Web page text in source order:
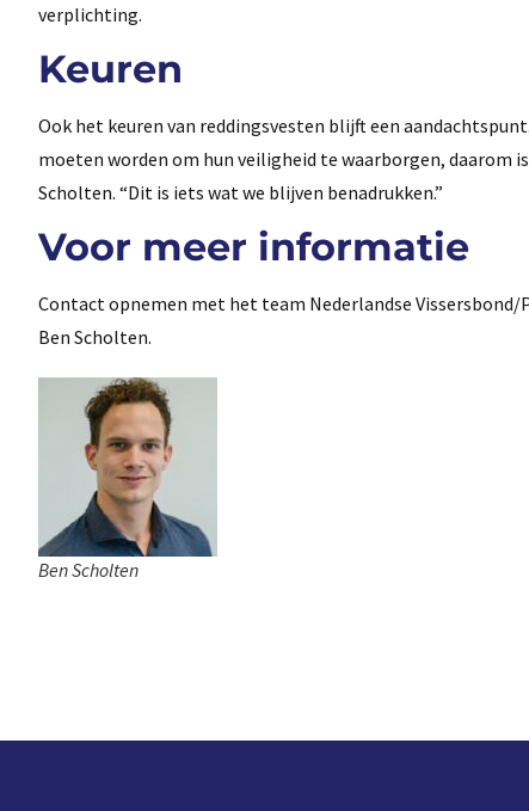
verplichting.
Keuren
Ook het keuren van reddingsvesten blijft een
moeten worden om hun veiligheid te waarborgen, daarom
Scholten. “Dit is iets wat we blijven benadrukken.”
Voor meer informatie
Contact opnemen met het team Nederlandse Vissersbond/
Ben Scholten.
Ben Scholten